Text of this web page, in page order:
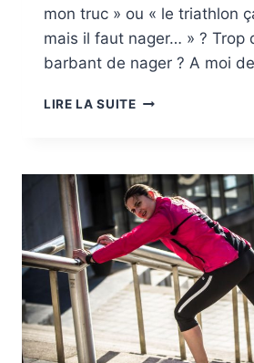
mon truc » ou « le triathlon
mais il faut nager… » ? Trop
barbant de nager ? A moi
LIRE LA SUITEPEUR
À
L’EAU
?